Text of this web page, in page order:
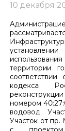
10 декабря
территории
кодекса
номером
водовод.
Участок от пр.